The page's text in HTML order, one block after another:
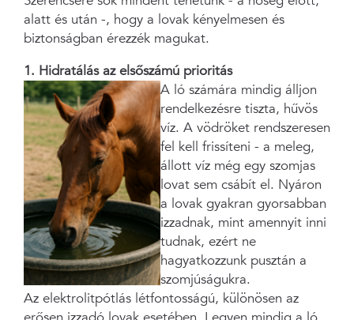
alatt és után -, hogy a lovak kényelmesen és
biztonságban érezzék magukat.
1. Hidratálás az elsőszámú prioritás
A ló számára mindig álljon
rendelkezésre tiszta, hűvös
víz. A vödröket rendszeresen
fel kell frissíteni - a meleg,
állott víz még egy szomjas
lovat sem csábít el. Nyáron
a lovak gyakran gyorsabban
izzadnak, mint amennyit inni
tudnak, ezért ne
hagyatkozzunk pusztán a
szomjúságukra.
Az elektrolitpótlás létfontosságú, különösen az